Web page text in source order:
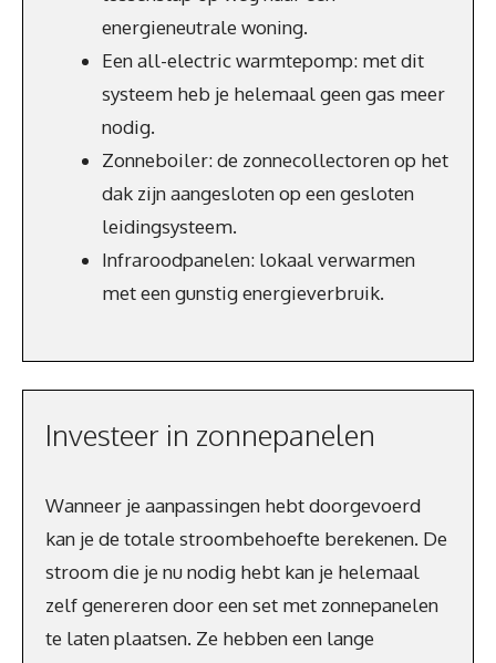
energieneutrale woning.
Een all-electric warmtepomp: met dit
systeem heb je helemaal geen gas meer
nodig.
Zonneboiler: de zonnecollectoren op het
dak zijn aangesloten op een gesloten
leidingsysteem.
Infraroodpanelen: lokaal verwarmen
met een gunstig energieverbruik.
Investeer in zonnepanelen
Wanneer je aanpassingen hebt doorgevoerd
kan je de totale stroombehoefte berekenen. De
stroom die je nu nodig hebt kan je helemaal
zelf genereren door een set met zonnepanelen
te laten plaatsen. Ze hebben een lange